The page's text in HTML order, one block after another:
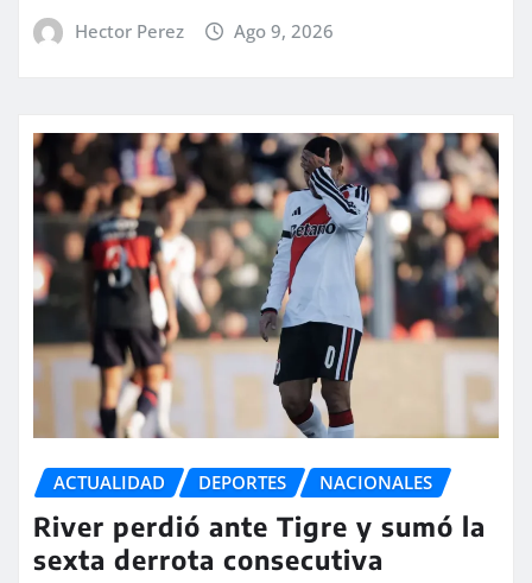
Hector Perez Ago 9, 2026
ACTUALIDAD DEPORTES NACIONALES
River perdió ante Tigre y sumó la
sexta derrota consecutiva